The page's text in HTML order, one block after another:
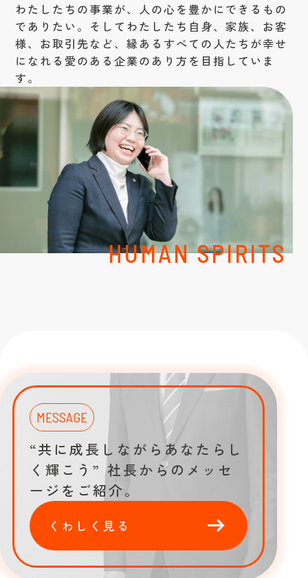
HUMAN SPIRITS
わたしたちの事業が、人の心を豊かにできるもの
でありたい。そしてわたしたち自身、家族、お客
様、お取引先など、縁あるすべての人たちが幸せ
になれる愛のある企業のあり方を目指していま
す。
MESSAGE
“共に成長しながらあなたらし
く輝こう” 社長からのメッセ
ージをご紹介。
くわしく見る arrow_right_alt